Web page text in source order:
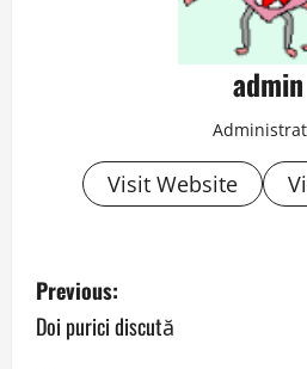
admin
Visit Website
P
o
Previous:
Doi purici discută